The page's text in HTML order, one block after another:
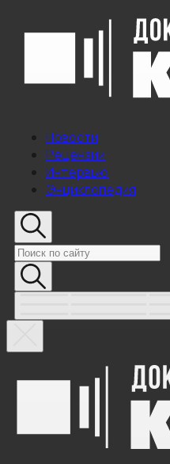
Новости
Рецензии
Интервью
Энциклопедия